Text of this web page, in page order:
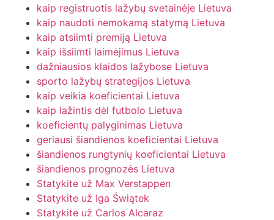
kaip registruotis lažybų svetainėje Lietuva
kaip naudoti nemokamą statymą Lietuva
kaip atsiimti premiją Lietuva
kaip išsiimti laimėjimus Lietuva
dažniausios klaidos lažybose Lietuva
sporto lažybų strategijos Lietuva
kaip veikia koeficientai Lietuva
kaip lažintis dėl futbolo Lietuva
koeficientų palyginimas Lietuva
geriausi šiandienos koeficientai Lietuva
šiandienos rungtynių koeficientai Lietuva
šiandienos prognozės Lietuva
Statykite už Max Verstappen
Statykite už Iga Świątek
Statykite už Carlos Alcaraz